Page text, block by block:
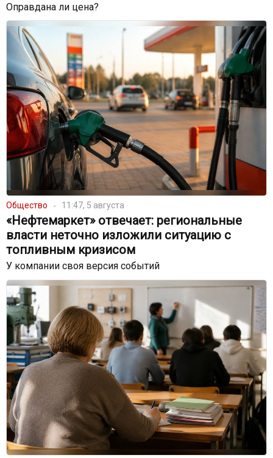
Оправдана ли цена?
Общество 11:47, 5 августа
«Нефтемаркет» отвечает: региональные
власти неточно изложили ситуацию с
топливным кризисом
У компании своя версия событий